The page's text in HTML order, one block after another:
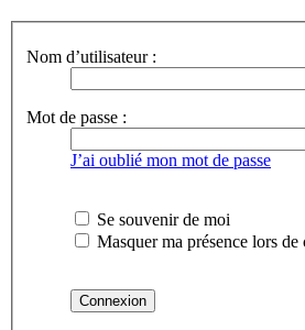
Nom d’utilisateur :
Mot de passe :
J’ai oublié mon mot de passe
Se souvenir de moi
Masquer ma présence lors de